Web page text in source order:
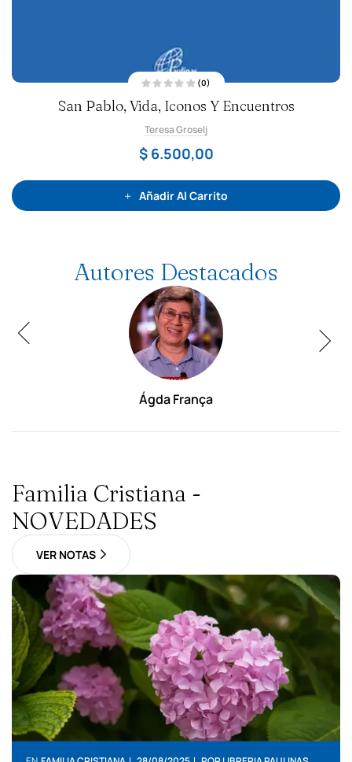
a
l
a
d
o
n
0
d
(0)
San Pablo, Vida, Iconos Y Encuentros
Teresa Groselj
$6.500,00
Añadir Al Carrito
Autores Destacados
Ágda França
Familia Cristiana -
NOVEDADES
VER NOTAS